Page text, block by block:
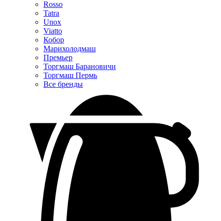
Rosso
Tatra
Unox
Viatto
Кобор
Марихолодмаш
Премьер
Торгмаш Барановичи
Торгмаш Пермь
Все бренды